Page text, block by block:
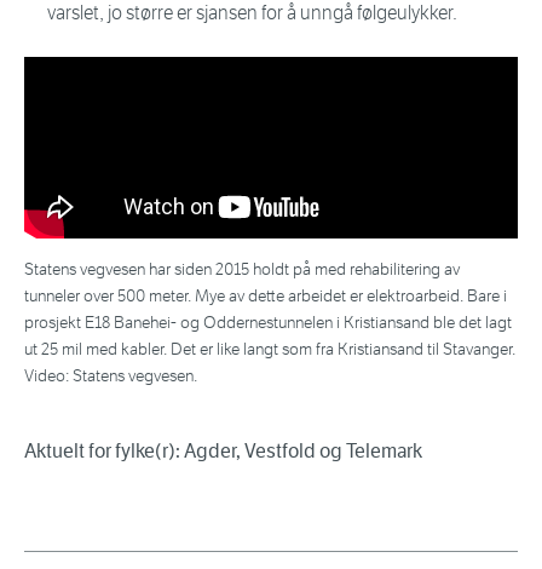
varslet, jo større er sjansen for å unngå følgeulykker.
Statens vegvesen har siden 2015 holdt på med rehabilitering av
tunneler over 500 meter. Mye av dette arbeidet er elektroarbeid. Bare i
prosjekt E18 Banehei- og Oddernestunnelen i Kristiansand ble det lagt
ut 25 mil med kabler. Det er like langt som fra Kristiansand til Stavanger.
Video: Statens vegvesen.
Aktuelt for fylke(r): Agder, Vestfold og Telemark